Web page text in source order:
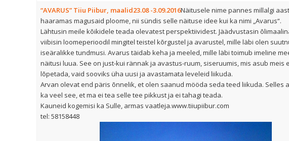
“AVARUS” Tiiu Piibur, maalid23.08 -3.09.2016Näitusele nime pannes millalgi
haaramas magusaid ploome, nii sündis selle näituse idee kui ka nimi „Avarus“.
Lähtusin meile kõikidele teada olevatest perspektiividest. Jäädvustasin
viibisin loomeperioodil mingitel teistel kõrgustel ja avarustel, mille läbi olen
iseäralikke tundmusi. Avarus täidab keha ja meeled, mille läbi toimub imeline
näitusi luua. See on just-kui rännak ja avastus-ruum, siseruumis, mis asub
lõpetada, vaid sooviks üha uusi ja avastamata leveleid liikuda.
Arvan olevat end päris õnnelik, et olen saanud mööda seda teed liikuda.
ka veel see, et ma ei tea selle tee pikkust ja ei tahagi teada.
Kauneid kogemisi ka Sulle, armas vaatleja.www.tiiupiibur.com
tel: 58158448